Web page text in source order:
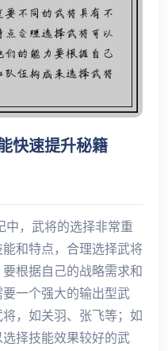
快速提升秘籍
中，武将的选择非常重
和特点，合理选择武将
根据自己的战略需求和
一个强大的输出型武
，如关羽、张飞等；如
择技能效果较好的武